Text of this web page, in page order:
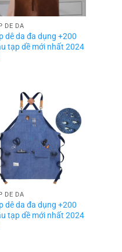
DỀ DA
dê da đa dụng +200
tạp dề mới nhất 2024
DỀ DA
dê da đa dụng +200
tạp dề mới nhất 2024